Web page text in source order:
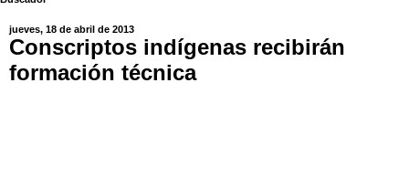
jueves, 18 de abril de 2013
Conscriptos indígenas recibirán
formación técnica